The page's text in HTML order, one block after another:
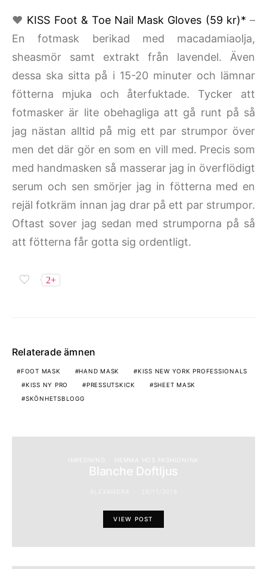
♥ KISS Foot & Toe Nail Mask Gloves (59 kr)* –
En fotmask berikad med macadamiaolja,
sheasmör samt extrakt från lavendel. Även
dessa ska sitta på i 15-20 minuter och lämnar
fötterna mjuka och återfuktade. Tycker att
fotmasker är lite obehagliga att gå runt på så
jag nästan alltid på mig ett par strumpor över
men det där gör en som en vill med. Precis som
med handmasken så masserar jag in överflödigt
serum och sen smörjer jag in fötterna med en
rejäl fotkräm innan jag drar på ett par strumpor.
Oftast sover jag sedan med strumporna på så
att fötterna får gotta sig ordentligt.
2+
Relaterade ämnen
FOOT MASK HAND MASK
KISS NEW YORK PROFESSIONALS
KISS NY PRO
PRESSUTSKICK
SHEET MASK
SKÖNHETSBLOGG
INREDNING HEMMA HOS FASHIONINK
Blanche Doftljus
VIEW POST